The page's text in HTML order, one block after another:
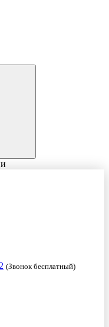
(Звонок бесплатный)